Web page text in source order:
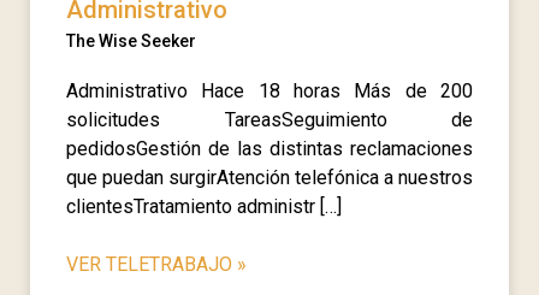
Administrativo
The Wise Seeker
Administrativo Hace 18 horas Más de 200
solicitudes TareasSeguimiento de
pedidosGestión de las distintas reclamaciones
que puedan surgirAtención telefónica a nuestros
clientesTratamiento administr […]
VER TELETRABAJO »